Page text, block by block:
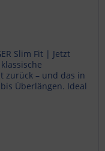
Slim Fit | Jetzt
zurück – und das in
Überlängen. Ideal